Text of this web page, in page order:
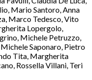
Mario Santoro, Anna
Marco Tedesco, Vito
Lopergolo,
Michele Petruzzo,
Saponaro, Pietro
Tita, Margherita
Rossella Villani, Teri